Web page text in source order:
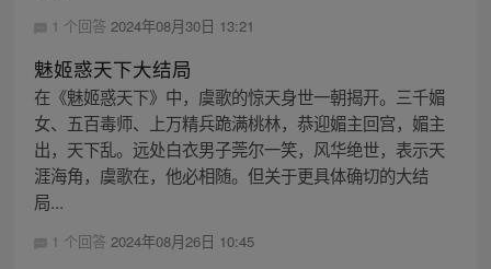
1 个回答 2024年08月30日 13:21
魅姬惑天下大结局
在《魅姬惑天下》中，虞歌的惊天身世一朝揭开。三千媚
女、五百毒师、上万精兵跪满桃林，恭迎媚主回宫，媚主
出，天下乱。远处白衣男子莞尔一笑，风华绝世，表示天
涯海角，虞歌在，他必相随。但关于更具体确切的大结
局...
1 个回答 2024年08月26日 10:45